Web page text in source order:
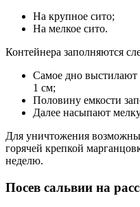
На крупное сито;
На мелкое сито.
Контейнера заполняются
Самое дно
1 см;
Половину емкости
Далее насыпают
Для уничтожения
горячей крепкой
неделю.
Посев сальвии на